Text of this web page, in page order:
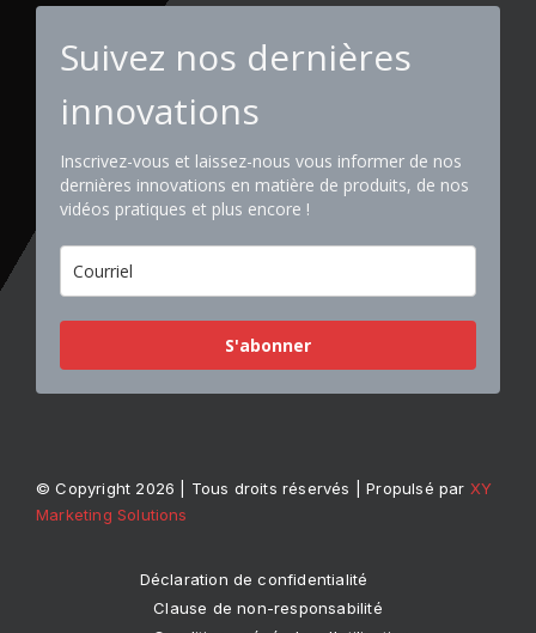
Suivez nos dernières
innovations
Inscrivez-vous et laissez-nous vous informer de nos
dernières innovations en matière de produits, de nos
vidéos pratiques et plus encore !
S'abonner
© Copyright 2026 | Tous droits réservés | Propulsé par XY
Marketing Solutions
Déclaration de confidentialité
Clause de non-responsabilité